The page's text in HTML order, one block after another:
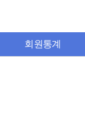
회원통계